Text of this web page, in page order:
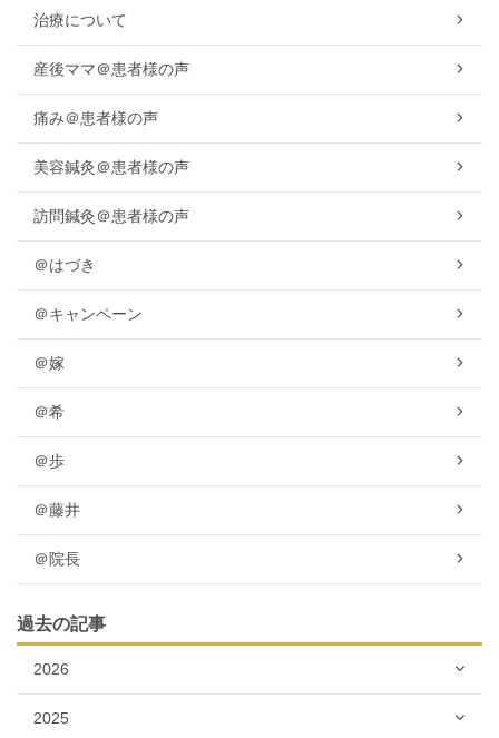
治療について
産後ママ＠患者様の声
痛み＠患者様の声
美容鍼灸＠患者様の声
訪問鍼灸＠患者様の声
＠はづき
＠キャンペーン
＠嫁
＠希
＠歩
＠藤井
＠院長
過去の記事
2026
2025